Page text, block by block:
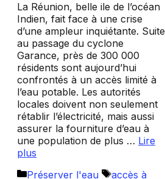
La Réunion, belle ile de l’océan
Indien, fait face à une crise
d’une ampleur inquiétante. Suite
au passage du cyclone
Garance, près de 300 000
résidents sont aujourd’hui
confrontés à un accès limité à
l’eau potable. Les autorités
locales doivent non seulement
rétablir l’électricité, mais aussi
assurer la fourniture d’eau à
une population de plus … Lire
plus
Catégories
Préserver l'eau Étiquettes
accès à